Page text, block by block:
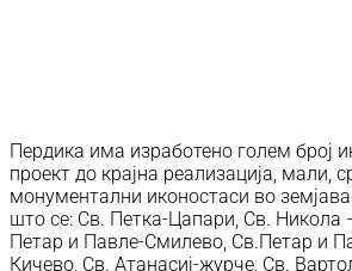
Пердика има изработено голем број
проект до крајна реализација, мали,
монументални иконостаси во
што се: Св. Петка-Цапари, Св. Никола
Петар и Павле-Смилево, Св.Петар и
Кичево, Св. Атанасиј-журче, Св.